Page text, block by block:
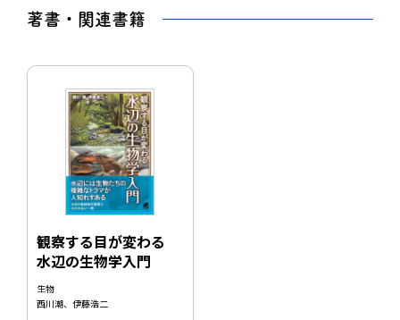
著書・関連書籍
観察する目が変わる
水辺の生物学入門
生物
西川潮、伊藤浩二